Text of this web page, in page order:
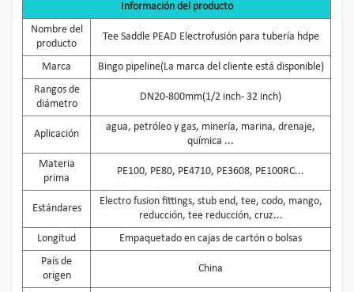
Información del producto
Nombre del
producto
Tee Saddle PEAD Electrofusión para tubería hdpe
Marca
Bingo pipeline(La marca del cliente está disponible)
Rangos de
diámetro
DN20-800mm(1/2 inch- 32 inch)
Aplicación
agua, petróleo y gas, minería, marina, drenaje,
química ...
Materia
prima
PE100, PE80, PE4710, PE3608, PE100RC...
Estándares
Electro fusion fittings, stub end, tee, codo, mango,
reducción, tee reducción, cruz...
Longitud
Empaquetado en cajas de cartón o bolsas
País de
origen
China